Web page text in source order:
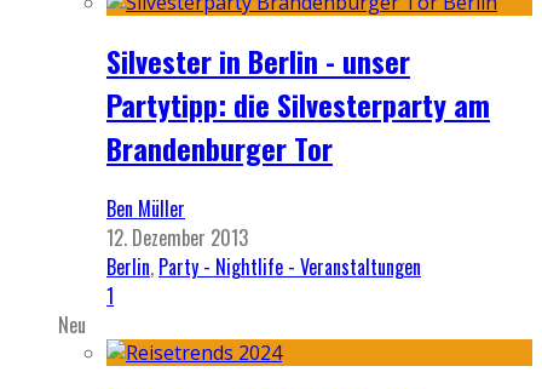
Silvester in Berlin - unser
Partytipp: die Silvesterparty am
Brandenburger Tor
Ben Müller
12. Dezember 2013
Berlin, Party - Nightlife - Veranstaltungen
1
Neu